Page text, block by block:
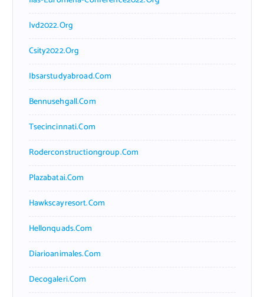
Ivd2022.org
Csity2022.org
Ibsarstudyabroad.com
Bennusehgall.com
Tsecincinnati.com
Roderconstructiongroup.com
Plazabatai.com
Hawkscayresort.com
Hellonquads.com
Diarioanimales.com
Decogaleri.com